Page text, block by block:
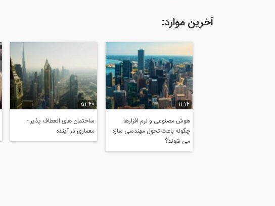
آخرین موارد:
11:14
هوش مصنوعی و نرم افزارها
چگونه باعث تحول مهندسی سازه
می شوند؟
51:40
ساختمان های انعطاف پذیر -
معماری در آینده